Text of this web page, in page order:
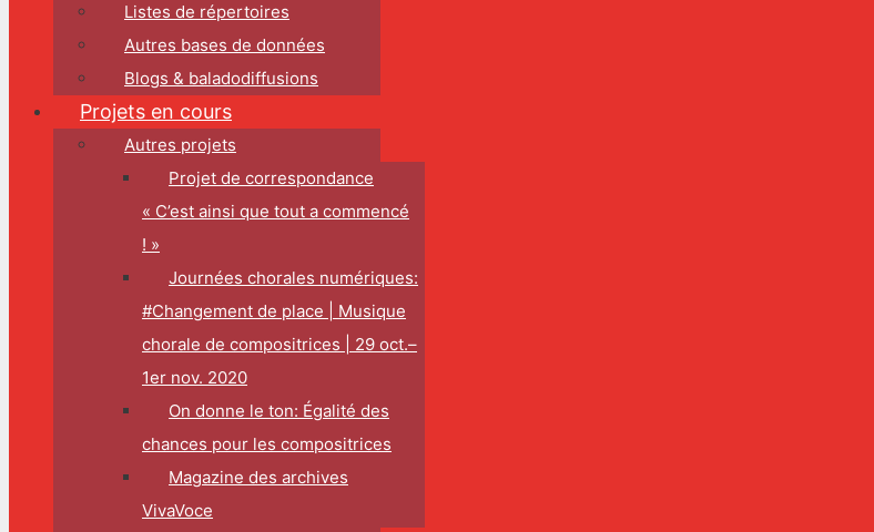
Listes de répertoires
Autres bases de données
Blogs & baladodiffusions
Projets en cours
Autres projets
Projet de correspondance
« C’est ainsi que tout a commencé
! »
Journées chorales numériques:
#Changement de place | Musique
chorale de compositrices | 29 oct.–
1er nov. 2020
On donne le ton: Égalité des
chances pour les compositrices
Magazine des archives
VivaVoce